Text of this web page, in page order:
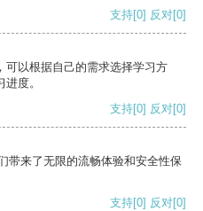
支持[0] 反对[0]
可以根据自己的需求选择学习方
度。
支持[0] 反对[0]
带来了无限的流畅体验和安全性保
支持[0] 反对[0]